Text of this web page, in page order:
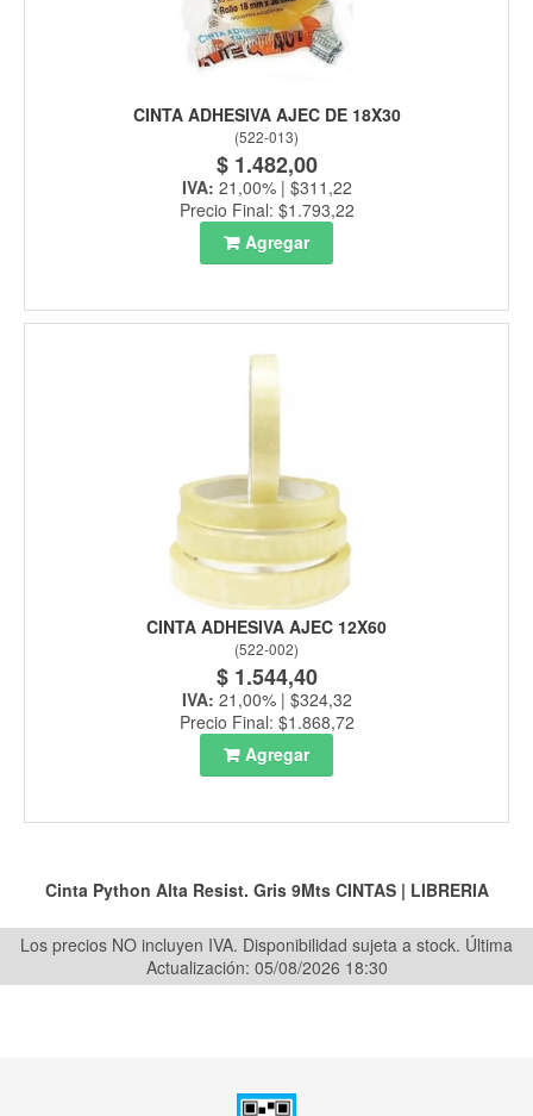
CINTA ADHESIVA AJEC DE 18X30
(522-013)
$ 1.482,00
IVA: 21,00% | $311,22
Precio Final: $1.793,22
Agregar
CINTA ADHESIVA AJEC 12X60
(522-002)
$ 1.544,40
IVA: 21,00% | $324,32
Precio Final: $1.868,72
Agregar
Cinta Python Alta Resist. Gris 9Mts CINTAS| LIBRERIA
Los precios NO incluyen IVA. Disponibilidad sujeta a stock. Última
Actualización: 05/08/2026 18:30